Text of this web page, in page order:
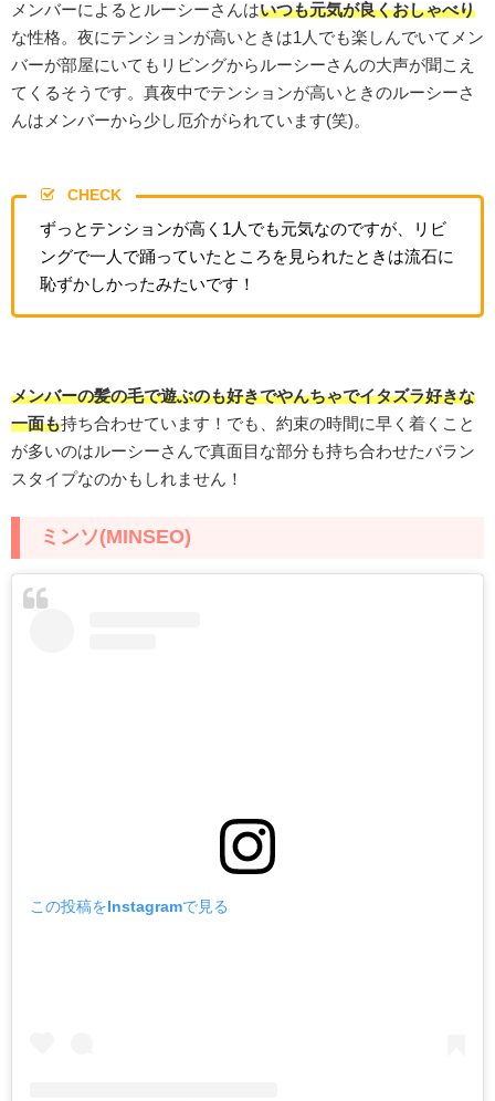
メンバーによるとルーシーさんはいつも元気が良くおしゃべり
な性格。夜にテンションが高いときは1人でも楽しんでいてメン
バーが部屋にいてもリビングからルーシーさんの大声が聞こえ
てくるそうです。真夜中でテンションが高いときのルーシーさ
んはメンバーから少し厄介がられています(笑)。
CHECK
ずっとテンションが高く1人でも元気なのですが、リビ
ングで一人で踊っていたところを見られたときは流石に
恥ずかしかったみたいです！
メンバーの髪の毛で遊ぶのも好きでやんちゃでイタズラ好きな
一面も持ち合わせています！でも、約束の時間に早く着くこと
が多いのはルーシーさんで真面目な部分も持ち合わせたバラン
スタイプなのかもしれません！
ミンソ(MINSEO)
この投稿をInstagramで見る